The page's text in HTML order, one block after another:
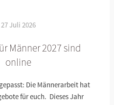
27 Juli 2026
Männer 2027 sind
online
Die Männerarbeit hat
für euch. Dieses Jahr